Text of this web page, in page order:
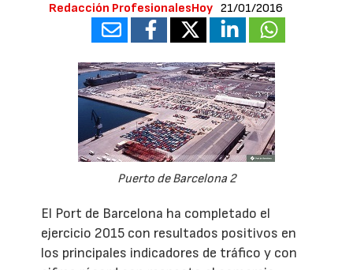
Redacción ProfesionalesHoy 21/01/2016
Puerto de Barcelona 2
El Port de Barcelona ha completado el
ejercicio 2015 con resultados positivos en
los principales indicadores de tráfico y con